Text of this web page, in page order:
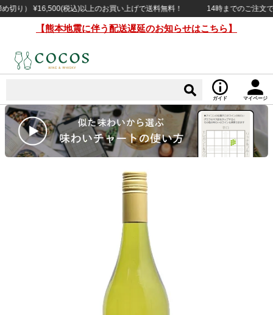
） ¥16,500(税込)以上のお買い上げで送料無料！ 14時までのご注文で当
【熊本地震に伴う配送遅延のお知らせはこちら】
ガイド マイページ